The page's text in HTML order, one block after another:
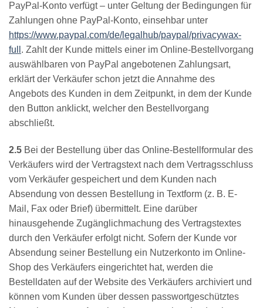
PayPal-Konto verfügt – unter Geltung der Bedingungen für
Zahlungen ohne PayPal-Konto, einsehbar unter
https://www.paypal.com/de/legalhub/paypal /privacywax-
full . Zahlt der Kunde mittels einer im Online-Bestellvorgang
auswählbaren von PayPal angebotenen Zahlungsart,
erklärt der Verkäufer schon jetzt die Annahme des
Angebots des Kunden in dem Zeitpunkt, in dem der Kunde
den Button anklickt, welcher den Bestellvorgang
abschließt.
2.5 Bei der Bestellung über das Online-Bestellformular des
Verkäufers wird der Vertragstext nach dem Vertragsschluss
vom Verkäufer gespeichert und dem Kunden nach
Absendung von dessen Bestellung in Textform (z. B. E-
Mail, Fax oder Brief) übermittelt. Eine darüber
hinausgehende Zugänglichmachung des Vertragstextes
durch den Verkäufer erfolgt nicht. Sofern der Kunde vor
Absendung seiner Bestellung ein Nutzerkonto im Online-
Shop des Verkäufers eingerichtet hat, werden die
Bestelldaten auf der Website des Verkäufers archiviert und
können vom Kunden über dessen passwortgeschütztes